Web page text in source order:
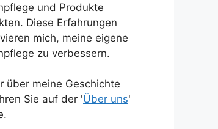
und Produkte
Diese Erfahrungen
mich, meine eigene
zu verbessern.
über meine Geschichte
Sie auf der 'Über uns'